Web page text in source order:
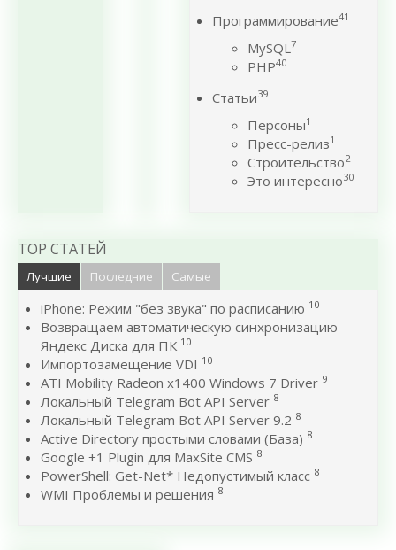
Программирование41
MySQL7
PHP40
Статьи39
Персоны1
Пресс-релиз1
Строительство2
Это интересно30
TOP СТАТЕЙ
Лучшие Последние Самые
iPhone: Режим "без звука" по расписанию 10
Возвращаем автоматическую синхронизацию
Яндекс Диска для ПК 10
Импортозамещение VDI 10
ATI Mobility Radeon x1400 Windows 7 Driver 9
Локальный Telegram Bot API Server 8
Локальный Telegram Bot API Server 9.2 8
Active Directory простыми словами (База) 8
Google +1 Plugin для MaxSite CMS 8
PowerShell: Get-Net* Недопустимый класс 8
WMI Проблемы и решения 8